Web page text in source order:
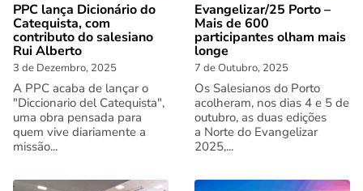
PPC lança Dicionário do
Catequista, com
contributo do salesiano
Rui Alberto
3 de Dezembro, 2025
A PPC acaba de lançar o
"Diccionario del Catequista",
uma obra pensada para
quem vive diariamente a
missão...
Evangelizar/25 Porto –
Mais de 600
participantes olham mais
longe
7 de Outubro, 2025
Os Salesianos do Porto
acolheram, nos dias 4 e 5 de
outubro, as duas edições
a Norte do Evangelizar
2025,...